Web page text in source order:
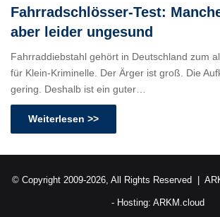
Fahrradschlösser-Test:
aber leider ungesund
Fahrraddiebstahl gehört in Deutschland zum
für Klein-Kriminelle. Der Ärger ist groß. Die
gering. Deshalb ist ein guter…
Weiterlesen >>
© Copyright 2009-2026, All Rights Reserved |
- Hosting: ARKM.cloud